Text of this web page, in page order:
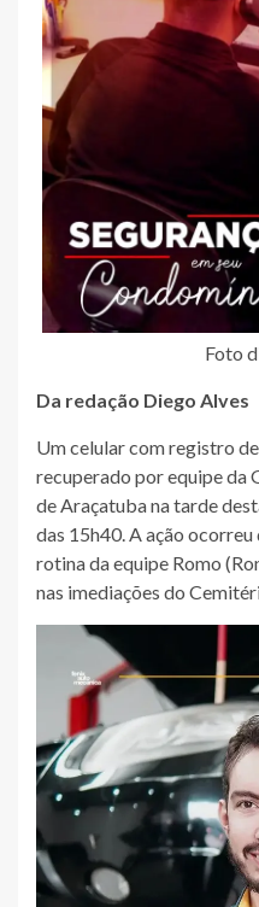
Foto
Da redação Diego Alves
Um celular com registro
recuperado por equipe da
de Araçatuba na tarde
das 15h40. A ação
rotina da equipe Romo
nas imediações do